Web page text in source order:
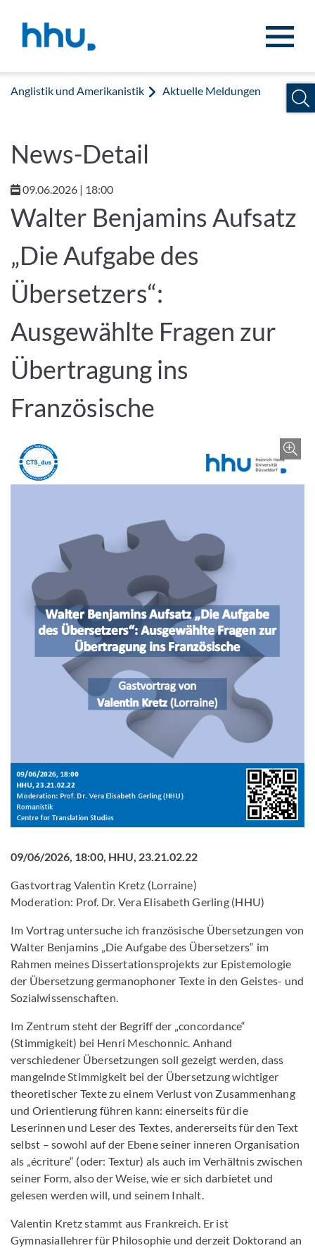
Anglistik und Amerikanistik Aktuelle Meldungen
News-Detail
09.06.2026 | 18:00
Walter Benjamins Aufsatz
„Die Aufgabe des
Übersetzers“:
Ausgewählte Fragen zur
Übertragung ins
Französische
09/06/2026, 18:00, HHU, 23.21.02.22
Gastvortrag Valentin Kretz (Lorraine)
Moderation: Prof. Dr. Vera Elisabeth Gerling (HHU)
Im Vortrag untersuche ich französische Übersetzungen von
Walter Benjamins „Die Aufgabe des Übersetzers“ im
Rahmen meines Dissertationsprojekts zur Epistemologie
der Übersetzung germanophoner Texte in den Geistes- und
Sozialwissenschaften.
Im Zentrum steht der Begriff der „concordance“
(Stimmigkeit) bei Henri Meschonnic. Anhand
verschiedener Übersetzungen soll gezeigt werden, dass
mangelnde Stimmigkeit bei der Übersetzung wichtiger
theoretischer Texte zu einem Verlust von Zusammenhang
und Orientierung führen kann: einerseits für die
Leserinnen und Leser des Textes, andererseits für den Text
selbst – sowohl auf der Ebene seiner inneren Organisation
als „écriture“ (oder: Textur) als auch im Verhältnis zwischen
seiner Form, also der Weise, wie er sich darbietet und
gelesen werden will, und seinem Inhalt.
Valentin Kretz stammt aus Frankreich. Er ist
Gymnasiallehrer für Philosophie und derzeit Doktorand an